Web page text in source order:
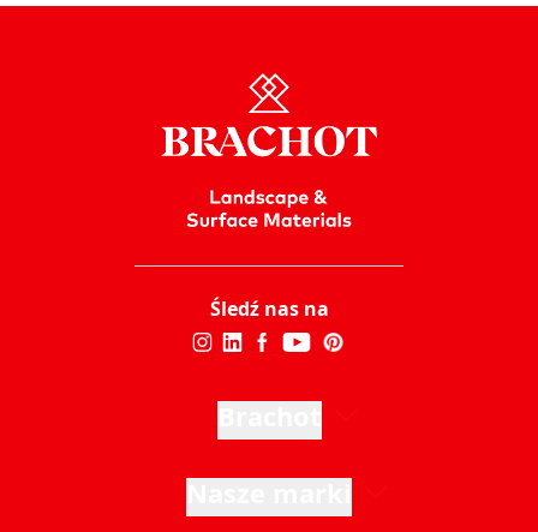
Śledź nas na